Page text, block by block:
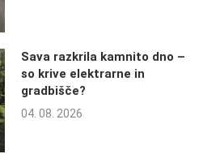
Sava razkrila kamnito dno –
so krive elektrarne in
gradbišče?
04. 08. 2026